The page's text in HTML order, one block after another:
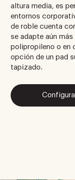
altura media, es
entornos
de roble cuenta
se adapte aún
polipropileno o en
opción de un pad
tapizado.